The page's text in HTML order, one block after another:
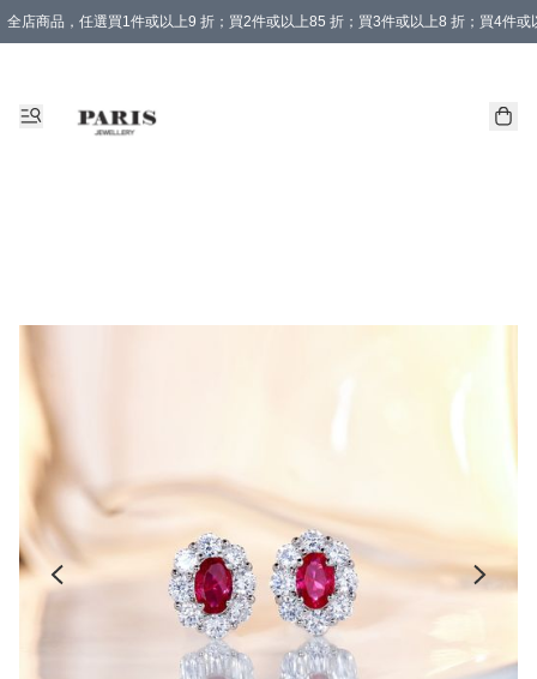
全店商品，任選買1件或以上9 折；買2件或以上85 折；買3件或以上8 折；買4件或